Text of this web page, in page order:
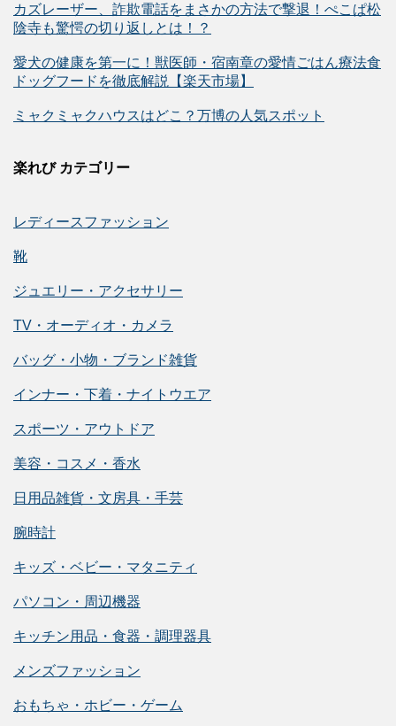
カズレーザー、詐欺電話をまさかの方法で撃退！ぺこぱ松
陰寺も驚愕の切り返しとは！？
愛犬の健康を第一に！獣医師・宿南章の愛情ごはん療法食
ドッグフードを徹底解説【楽天市場】
ミャクミャクハウスはどこ？万博の人気スポット
楽れび カテゴリー
レディースファッション
靴
ジュエリー・アクセサリー
TV・オーディオ・カメラ
バッグ・小物・ブランド雑貨
インナー・下着・ナイトウエア
スポーツ・アウトドア
美容・コスメ・香水
日用品雑貨・文房具・手芸
腕時計
キッズ・ベビー・マタニティ
パソコン・周辺機器
キッチン用品・食器・調理器具
メンズファッション
おもちゃ・ホビー・ゲーム